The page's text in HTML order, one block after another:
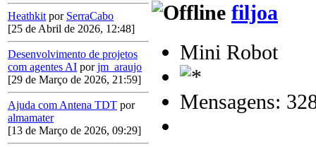
Heathkit por SerraCabo
[25 de Abril de 2026, 12:48]
Desenvolvimento de projetos
com agentes AI porjm_araujo
[29 de Março de 2026, 21:59]
Ajuda com Antena TDT por
almamater
[13 de Março de 2026, 09:29]
filjoa
Mini Robot
Mensagens: